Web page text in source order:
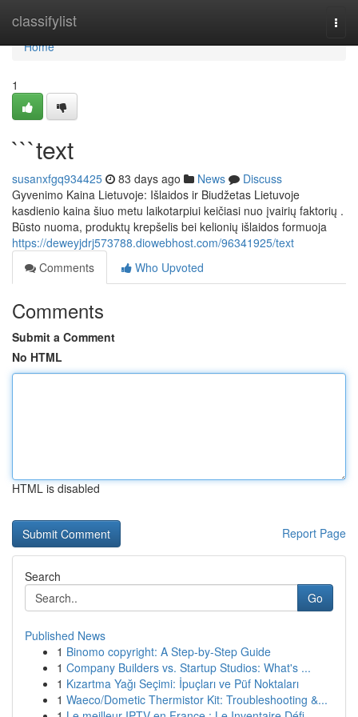
classifylist
Home
Home
1
```text
susanxfgq934425 83 days ago News
Discuss
Gyvenimo Kaina Lietuvoje: Išlaidos ir Biudžetas Lietuvoje
kasdienio kaina šiuo metu laikotarpiui keičiasi nuo įvairių faktorių .
Būsto nuoma, produktų krepšelis bei kelionių išlaidos formuoja
https://deweyjdrj573788.diowebhost.com/96341925/text
Comments
Who Upvoted
Comments
Submit a Comment
No HTML
HTML is disabled
Report Page
Search
Go
Published News
1 Binomo copyright: A Step-by-Step Guide
1 Company Builders vs. Startup Studios: What's ...
1 Kızartma Yağı Seçimi: İpuçları ve Püf Noktaları
1 Waeco/Dometic Thermistor Kit: Troubleshooting &...